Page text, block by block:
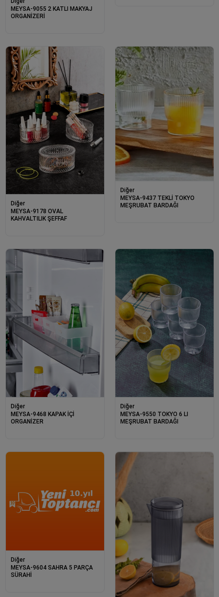
MEYSA-9055 2 KATLI MAKYAJ
ORGANİZERİ
Diğer
MEYSA-9178 OVAL
KAHVALTILIK ŞEFFAF
Diğer
MEYSA-9437 TEKLİ TOKYO
MEŞRUBAT BARDAĞI
Diğer
MEYSA-9468 KAPAK İÇİ
ORGANİZER
Diğer
MEYSA-9550 TOKYO 6 LI
MEŞRUBAT BARDAĞI
Diğer
MEYSA-9604 SAHRA 5 PARÇA
SÜRAHİ